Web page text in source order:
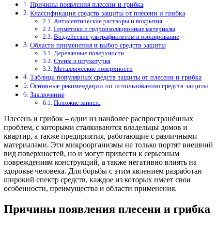
Причины появления плесени и грибка
Классификация средств защиты от плесени и грибка
Антисептические растворы и покрытия
Герметики и гидроизоляционные материалы
Воздействие ультрафиолетом и озонирование
Области применения и выбор средств защиты
Деревянные поверхности
Стены и штукатурка
Металлические поверхности
Таблица популярных средств защиты от плесени и грибка
Основные рекомендации по использованию средств защиты
Заключение
Похожие записи:
Плесень и грибок – одни из наиболее распространённых
проблем, с которыми сталкиваются владельцы домов и
квартир, а также предприятия, работающие с различными
материалами. Эти микроорганизмы не только портят внешний
вид поверхностей, но и могут привести к серьезным
повреждениям конструкций, а также негативно влиять на
здоровье человека. Для борьбы с этим явлением разработан
широкий спектр средств, каждое из которых имеет свои
особенности, преимущества и области применения.
Причины появления плесени и грибка